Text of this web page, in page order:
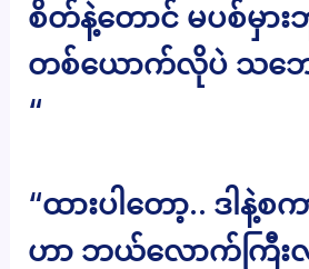
စိတ်နဲ့တောင် မပစ်မှာ
တစ်ယောက်လိုပဲ သဘ
“
“ထားပါတော့.. ဒါနဲ့စ
ဟာ ဘယ်လောက်ကြီး